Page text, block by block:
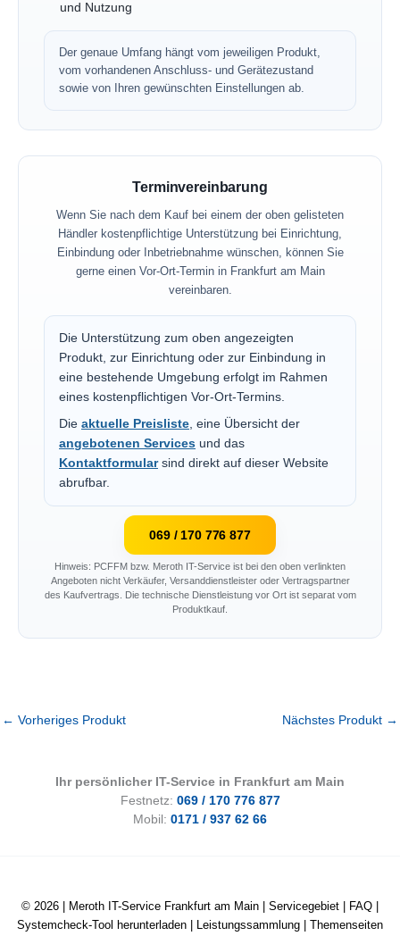
und Nutzung
Der genaue Umfang hängt vom jeweiligen Produkt,
vom vorhandenen Anschluss- und Gerätezustand
sowie von Ihren gewünschten Einstellungen ab.
Terminvereinbarung
Wenn Sie nach dem Kauf bei einem der oben gelisteten
Händler kostenpflichtige Unterstützung bei Einrichtung,
Einbindung oder Inbetriebnahme wünschen, können Sie
gerne einen Vor-Ort-Termin in Frankfurt am Main
vereinbaren.
Die Unterstützung zum oben angezeigten
Produkt, zur Einrichtung oder zur Einbindung in
eine bestehende Umgebung erfolgt im Rahmen
eines kostenpflichtigen Vor-Ort-Termins.
Die aktuelle Preisliste, eine Übersicht der
angebotenen Services und das
Kontaktformularsind direkt auf dieser Website
abrufbar.
069 / 170 776 877
Hinweis: PCFFM bzw. Meroth IT-Service ist bei den oben verlinkten
Angeboten nicht Verkäufer, Versanddienstleister oder Vertragspartner
des Kaufvertrags. Die technische Dienstleistung vor Ort ist separat vom
Produktkauf.
← Vorheriges Produkt Nächstes Produkt →
Ihr persönlicher IT-Service in Frankfurt am Main
Festnetz: 069 / 170 776 877
Mobil: 0171 / 937 62 66
© 2026 | Meroth IT-Service Frankfurt am Main Servicegebiet FAQ
Systemcheck-Tool herunterladen
Leistungssammlung Themenseiten